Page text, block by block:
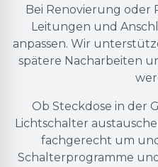
Bei Renovierung oder
Leitungen und
anpassen. Wir
spätere Nacharbeiten
Ob Steckdose in der
Lichtschalter
fachgerecht um
Schalterprogramme